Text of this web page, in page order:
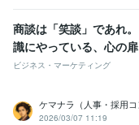
商談は「笑談」であれ
識にやっている、心の
ビジネス・マーケティング
ケマナラ（人事・採用コ
2026/03/07 11:19